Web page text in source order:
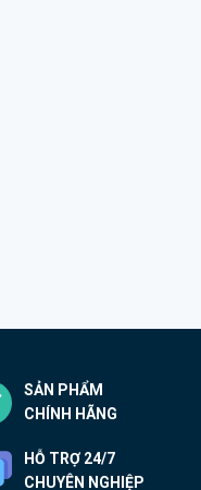
SẢN PHẨM
CHÍNH HÃNG
HỖ TRỢ 24/7
CHUYÊN NGHIỆP